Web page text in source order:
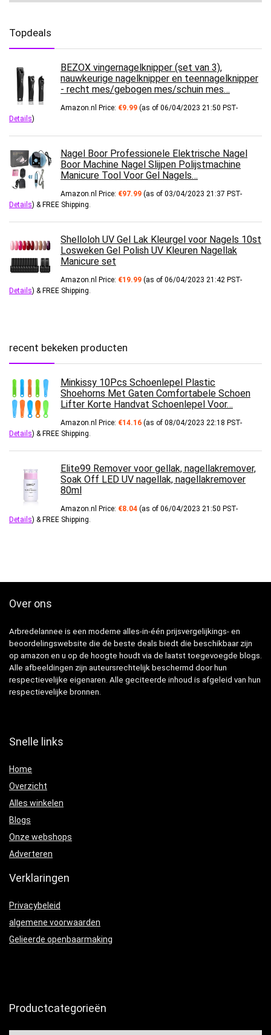
Topdeals
BEZOX vingernagelknipper (set van 3),
nauwkeurige nagelknipper en teennagelknipper
- recht mes/gebogen mes/schuin mes…
Amazon.nl Price: €9.99 (as of 06/04/2023 21:50 PST-
Details)
Nagel Boor Professionele Elektrische Nagel
Boor Machine Nagel Slijpen Polijstmachine
Manicure Tool Voor Gel Nagels…
Amazon.nl Price: €97.99 (as of 03/04/2023 21:37 PST-
Details) & FREE Shipping
Shelloloh UV Gel Lak Kleurgel voor Nagels 10st
Losweken Gel Polish UV Kleuren Nagellak
Manicure set
Amazon.nl Price: €19.99 (as of 06/04/2023 21:42 PST-
Details) & FREE Shipping
recent bekeken producten
Minkissy 10Pcs Schoenlepel Plastic
Shoehorns Met Gaten Comfortabele Schoen
Lifter Korte Handvat Schoenlepel Voor…
Amazon.nl Price: €14.16 (as of 08/04/2023 22:18 PST-
Details) & FREE Shipping
Elite99 Remover voor gellak, nagellakremover,
Soak Off LED UV nagellak, nagellakremover
80ml
Amazon.nl Price: €8.04 (as of 06/04/2023 21:50 PST-
Details) & FREE Shipping
Over ons
Arbredelannee is een moderne alles-in-één prijsvergelijkings- en
beoordelingswebsite die de beste deals biedt die beschikbaar zijn
op amazon en u op de hoogte houdt via de laatst toegevoegde blogs.
Alle afbeeldingen zijn auteursrechtelijk beschermd door hun
respectievelijke eigenaren. Alle geciteerde inhoud is afgeleid van hun
respectievelijke bronnen.
Snelle links
Home
Overzicht
Alles winkelen
Blogs
Onze webshops
Adverteren
Verklaringen
Privacybeleid
algemene voorwaarden
Gelieerde openbaarmaking
Productcategorieën